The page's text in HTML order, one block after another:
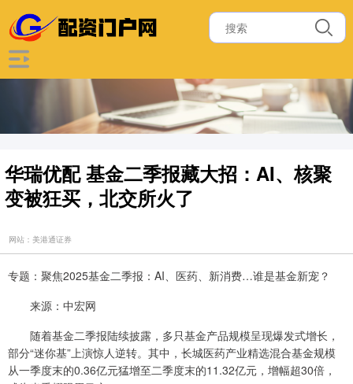
华瑞优配 基金二季报藏大招：AI、核聚
变被狂买，北交所火了
网站：美港通证券
专题：聚焦2025基金二季报：AI、医药、新消费…谁是基金新宠？
来源：中宏网
随着基金二季报陆续披露，多只基金产品规模呈现爆发式增长，
部分“迷你基”上演惊人逆转。其中，长城医药产业精选混合基金规模
从一季度末的0.36亿元猛增至二季度末的11.32亿元，增幅超30倍，